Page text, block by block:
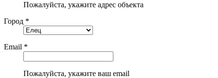
Пожалуйста, укажите адрес объекта
Город *
Email *
Пожалуйста, укажите ваш email